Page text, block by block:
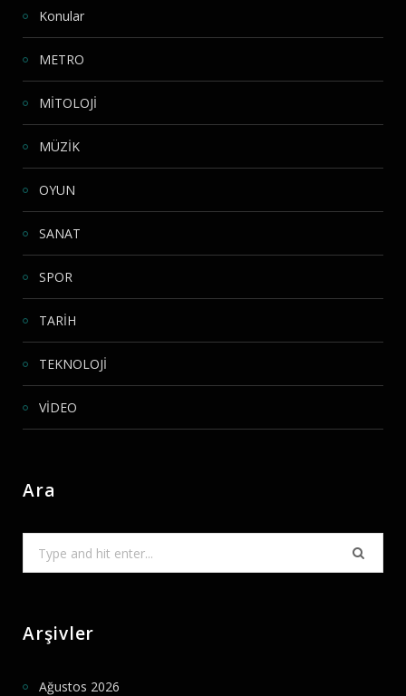
Konular
METRO
MİTOLOJİ
MÜZİK
OYUN
SANAT
SPOR
TARİH
TEKNOLOJİ
VİDEO
Ara
Arşivler
Ağustos 2026